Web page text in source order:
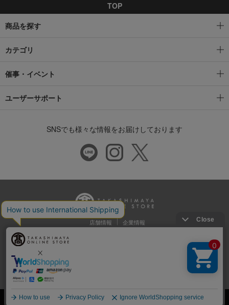
TOP
商品を探す
カテゴリ
催事・イベント
ユーザーサポート
SNSでも様々な情報をお届けしております
店舗情報 企業情報
推奨環境 特定商取引法に基づく表示
プライバシーポリシー
Cookie等の第三者提供について
ウェブアクセシビリティ方針
©Takashimaya Co., Ltd. All Rights Reserved.